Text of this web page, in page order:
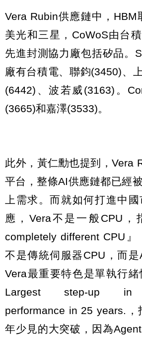
Vera Rubin供應鏈中，HBM
美光和三星，CoWoS由台
先進封測協力廠包括矽品。
廠有台積電、聯鈞(3450)、
(6442)、波若威(3163)。
(3665)和嘉澤(3533)。
此外，黃仁勳也提到，Vera
平台，整條AI供應鏈都已經
上需求。而就如何打進中
應，Vera不是一般CPU，
completely different CPU
不是傳統伺服器CPU，而是
Vera最重要特色是單執行
Largest step-up in
performance in 25 years.
年少見的大突破，因為